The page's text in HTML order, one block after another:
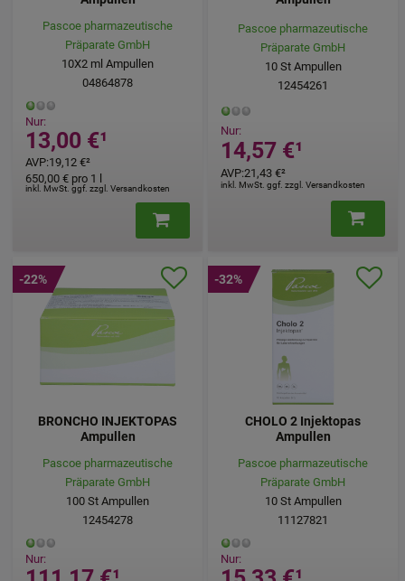
Pascoe pharmazeutische
Präparate GmbH
10X2 ml Ampullen
04864878
Nur:
13,00 €¹
AVP:19,12 €²
inkl. MwSt. ggf. zzgl. Versandkosten
650,00 € pro 1 l
Pascoe pharmazeutische
Präparate GmbH
10St Ampullen
12454261
Nur:
14,57 €¹
AVP:21,43 €²
inkl. MwSt. ggf. zzgl. Versandkosten
BRONCHO INJEKTOPAS
Ampullen
Pascoe pharmazeutische
Präparate GmbH
100 St Ampullen
12454278
Nur:
-22%
CHOLO 2 Injektopas
Ampullen
Pascoe pharmazeutische
Präparate GmbH
10St Ampullen
11127821
Nur:
-32%